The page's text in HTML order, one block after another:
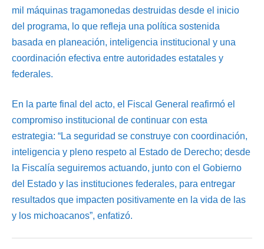
mil máquinas tragamonedas destruidas desde el inicio
del programa, lo que refleja una política sostenida
basada en planeación, inteligencia institucional y una
coordinación efectiva entre autoridades estatales y
federales.
En la parte final del acto, el Fiscal General reafirmó el
compromiso institucional de continuar con esta
estrategia: “La seguridad se construye con coordinación,
inteligencia y pleno respeto al Estado de Derecho; desde
la Fiscalía seguiremos actuando, junto con el Gobierno
del Estado y las instituciones federales, para entregar
resultados que impacten positivamente en la vida de las
y los michoacanos”, enfatizó.